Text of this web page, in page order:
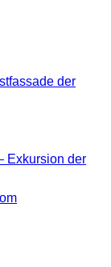
der
Exkursion der